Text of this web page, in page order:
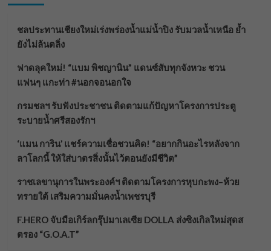
ชลประทานเชียงใหม่เร่งพร่องน้ำแม่น้ำปิง รับมวลน้ำเหนือ ย้ำ
ยังไม่ล้นตลิ่ง
ฟาดลุคใหม่! “แบม พิชญานิน” แดนซ์สับทุกจังหวะ ชวน
แฟนๆ แกะท่า #นอกจอนอกใจ
กรมชลฯ รับฟังประชาชน ติดตามแก้ปัญหาโครงการประตู
ระบายน้ำศรีสองรักฯ
‘แมน การิน’ แชร์ความเชื่อชวนคิด! “อยากกินอะไรหลังจาก
ลาโลกนี้ ให้ใส่บาตรสิ่งนั้นไว้ตอนยังมีชีวิต”
ราชเลขานุการในพระองค์ฯ ติดตามโครงการหุบกะพง–ห้วย
ทรายใต้ เสริมความมั่นคงน้ำเพชรบุรี
F.HERO จับมือเกิร์ลกรุ๊ปมาเลเซีย DOLLA ส่งซิงเกิลใหม่สุดส
ตรอง “G.O.A.T”